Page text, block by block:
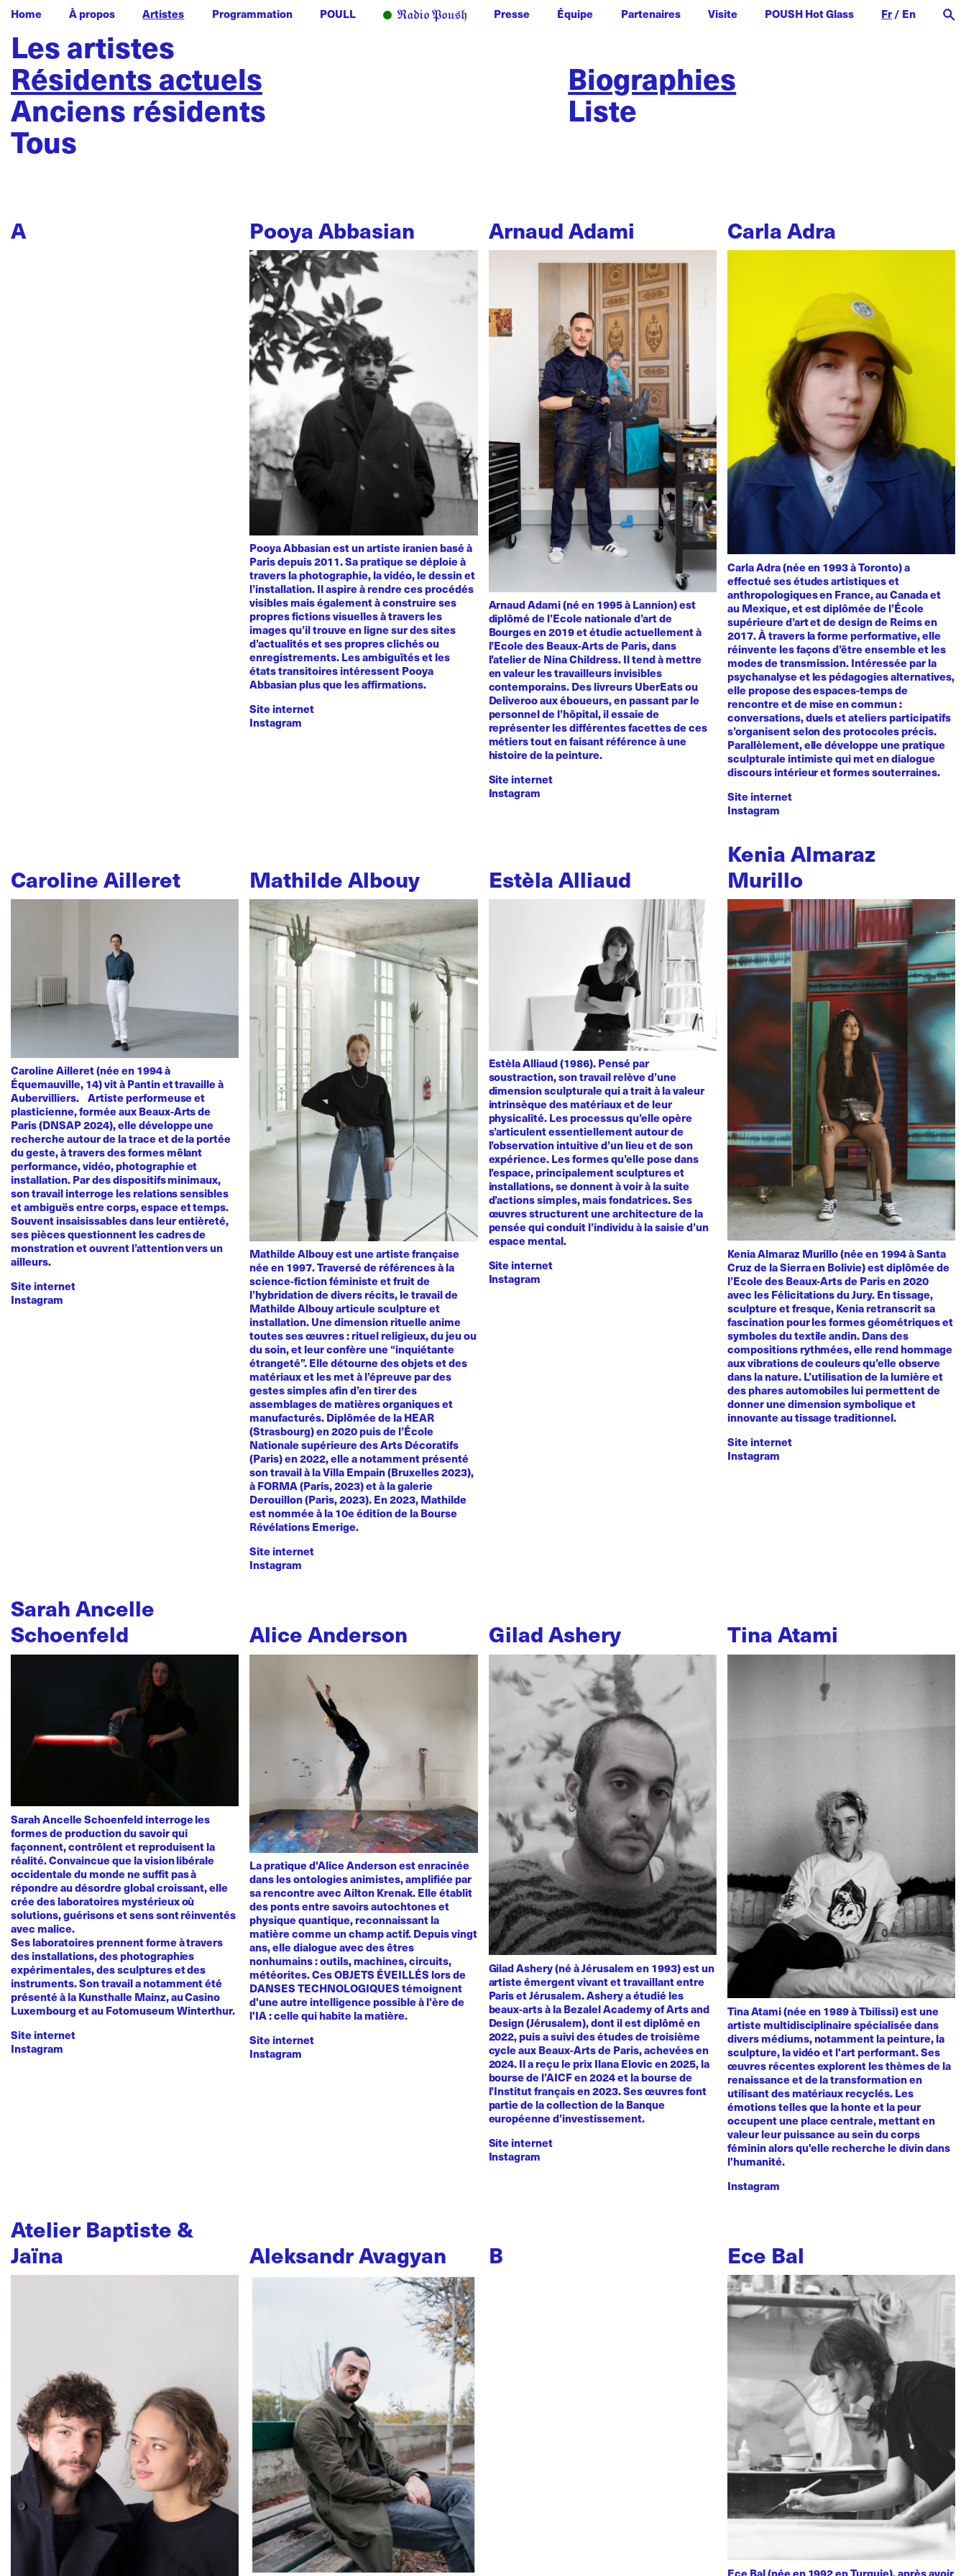
Home À propos Artistes Programmation POULL Presse Équipe Partenaires Visite POUSH Hot Glass Fr/ En
Les artistes
Résidents actuels
Anciens résidents
Tous
Biographies
Liste
A Pooya Abbasian
Pooya Abbasian est un artiste iranien basé à
Paris depuis 2011. Sa pratique se déploie à
travers la photographie, la vidéo, le dessin et
l’installation. Il aspire à rendre ces procédés
visibles mais également à construire ses
propres fictions visuelles à travers les
images qu’il trouve en ligne sur des sites
d’actualités et ses propres clichés ou
enregistrements. Les ambiguïtés et les
états transitoires intéressent Pooya
Abbasian plus que les affirmations.
Site internet
Instagram
Arnaud Adami
Arnaud Adami (né en 1995 à Lannion) est
diplômé de l’Ecole nationale d’art de
Bourges en 2019 et étudie actuellement à
l’Ecole des Beaux-Arts de Paris, dans
l’atelier de Nina Childress. Il tend à mettre
en valeur les travailleurs invisibles
contemporains. Des livreurs UberEats ou
Deliveroo aux éboueurs, en passant par le
personnel de l’hôpital, il essaie de
représenter les différentes facettes de ces
métiers tout en faisant référence à une
histoire de la peinture.
Site internet
Instagram
Carla Adra
Carla Adra (née en 1993 à Toronto) a
effectué ses études artistiques et
anthropologiques en France, au Canada et
au Mexique, et est diplômée de l’École
supérieure d’art et de design de Reims en
2017. À travers la forme performative, elle
réinvente les façons d’être ensemble et les
modes de transmission. Intéressée par la
psychanalyse et les pédagogies alternatives,
elle propose des espaces-temps de
rencontre et de mise en commun :
conversations, duels et ateliers participatifs
s’organisent selon des protocoles précis.
Parallèlement, elle développe une pratique
sculpturale intimiste qui met en dialogue
discours intérieur et formes souterraines.
Site internet
Instagram
Caroline Ailleret
Caroline Ailleret (née en 1994 à
Équemauville, 14) vit à Pantin et travaille à
Aubervilliers. Artiste performeuse et
plasticienne, formée aux Beaux-Arts de
Paris (DNSAP 2024), elle développe une
recherche autour de la trace et de la portée
du geste, à travers des formes mêlant
performance, vidéo, photographie et
installation. Par des dispositifs minimaux,
son travail interroge les relations sensibles
et ambiguës entre corps, espace et temps.
Souvent insaisissables dans leur entièreté,
ses pièces questionnent les cadres de
monstration et ouvrent l’attention vers un
ailleurs.
Site internet
Instagram
Mathilde Albouy
Mathilde Albouy est une artiste française
née en 1997. Traversé de références à la
science-fiction féministe et fruit de
l’hybridation de divers récits, le travail de
Mathilde Albouy articule sculpture et
installation. Une dimension rituelle anime
toutes ses œuvres : rituel religieux, du jeu ou
du soin, et leur confère une “inquiétante
étrangeté”. Elle détourne des objets et des
matériaux et les met à l’épreuve par des
gestes simples afin d’en tirer des
assemblages de matières organiques et
manufacturés. Diplômée de la HEAR
(Strasbourg) en 2020 puis de l’École
Nationale supérieure des Arts Décoratifs
(Paris) en 2022, elle a notamment présenté
son travail à la Villa Empain (Bruxelles 2023),
à FORMA (Paris, 2023) et à la galerie
Derouillon (Paris, 2023). En 2023, Mathilde
est nommée à la 10e édition de la Bourse
Révélations Emerige.
Site internet
Instagram
Estèla Alliaud
Estèla Alliaud (1986). Pensé par
soustraction, son travail relève d’une
dimension sculpturale qui a trait à la valeur
intrinsèque des matériaux et de leur
physicalité. Les processus qu’elle opère
s’articulent essentiellement autour de
l’observation intuitive d’un lieu et de son
expérience. Les formes qu’elle pose dans
l’espace, principalement sculptures et
installations, se donnent à voir à la suite
d’actions simples, mais fondatrices. Ses
œuvres structurent une architecture de la
pensée qui conduit l’individu à la saisie d’un
espace mental.
Site internet
Instagram
Kenia Almaraz
Murillo
Kenia Almaraz Murillo (née en 1994 à Santa
Cruz de la Sierra en Bolivie) est diplômée de
l’Ecole des Beaux-Arts de Paris en 2020
avec les Félicitations du Jury. En tissage,
sculpture et fresque, Kenia retranscrit sa
fascination pour les formes géométriques et
symboles du textile andin. Dans des
compositions rythmées, elle rend hommage
aux vibrations de couleurs qu’elle observe
dans la nature. L’utilisation de la lumière et
des phares automobiles lui permettent de
donner une dimension symbolique et
innovante au tissage traditionnel.
Site internet
Instagram
Sarah Ancelle
Schoenfeld
Sarah Ancelle Schoenfeld interroge les
formes de production du savoir qui
façonnent, contrôlent et reproduisent la
réalité. Convaincue que la vision libérale
occidentale du monde ne suffit pas à
répondre au désordre global croissant, elle
crée des laboratoires mystérieux où
solutions, guérisons et sens sont réinventés
avec malice.
Ses laboratoires prennent forme à travers
des installations, des photographies
expérimentales, des sculptures et des
instruments. Son travail a notamment été
présenté à la Kunsthalle Mainz, au Casino
Luxembourg et au Fotomuseum Winterthur.
Site internet
Instagram
Alice Anderson
La pratique d'Alice Anderson est enracinée
dans les ontologies animistes, amplifiée par
sa rencontre avec Ailton Krenak. Elle établit
des ponts entre savoirs autochtones et
physique quantique, reconnaissant la
matière comme un champ actif. Depuis vingt
ans, elle dialogue avec des êtres
nonhumains : outils, machines, circuits,
météorites. Ces OBJETS ÉVEILLÉS lors de
DANSES TECHNOLOGIQUES témoignent
d'une autre intelligence possible à l'ère de
l'IA : celle qui habite la matière.
Site internet
Instagram
Gilad Ashery
Gilad Ashery (né à Jérusalem en 1993) est un
artiste émergent vivant et travaillant entre
Paris et Jérusalem. Ashery a étudié les
beaux-arts à la Bezalel Academy of Arts and
Design (Jérusalem), dont il est diplômé en
2022, puis a suivi des études de troisième
cycle aux Beaux-Arts de Paris, achevées en
2024. Il a reçu le prix Ilana Elovic en 2025, la
bourse de l’AICF en 2024 et la bourse de
l’Institut français en 2023. Ses œuvres font
partie de la collection de la Banque
européenne d’investissement.
Site internet
Instagram
Tina Atami
Tina Atami (née en 1989 à Tbilissi) est une
artiste multidisciplinaire spécialisée dans
divers médiums, notamment la peinture, la
sculpture, la vidéo et l'art performant. Ses
œuvres récentes explorent les thèmes de la
renaissance et de la transformation en
utilisant des matériaux recyclés. Les
émotions telles que la honte et la peur
occupent une place centrale, mettant en
valeur leur puissance au sein du corps
féminin alors qu'elle recherche le divin dans
l'humanité.
Instagram
Atelier Baptiste &
Jaïna
Aleksandr Avagyan B Ece Bal
Ece Bal (née en 1992 en Turquie), après avoir